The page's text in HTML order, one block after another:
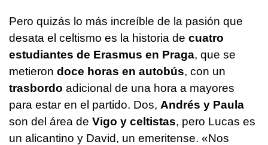
Pero quizás lo más increíble de la pasión que
desata el celtismo es la historia de cuatro
estudiantes de Erasmus en Praga, que se
metieron doce horas en autobús, con un
trasbordo adicional de una hora a mayores
para estar en el partido. Dos, Andrés y Paula
son del área de Vigo y celtistas, pero Lucas es
un alicantino y David, un emeritense. «Nos